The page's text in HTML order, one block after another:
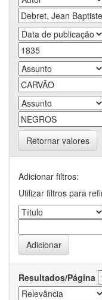
Retornar valores
Adicionar filtros:
Utilizar filtros para
Resultados/Página